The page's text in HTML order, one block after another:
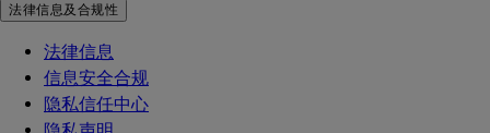
法律信息及合规性
法律信息
信息安全合规
隐私信任中心